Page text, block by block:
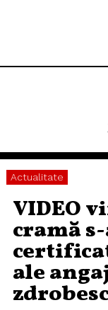
Actualitate
VIDEO
cramă
ale